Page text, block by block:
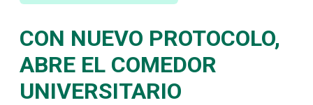
CON NUEVO PROTOCOLO,
ABRE EL COMEDOR
UNIVERSITARIO